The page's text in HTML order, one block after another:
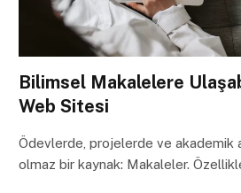
Bilimsel Makalelere
Web Sitesi
Ödevlerde, projelerde ve akademik
olmaz bir kaynak: Makaleler.